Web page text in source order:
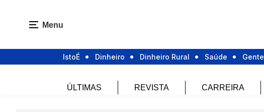
Menu
IstoÉ Dinheiro Dinheiro Rural Saúde Gente
ÚLTIMAS REVISTA CARREIRA